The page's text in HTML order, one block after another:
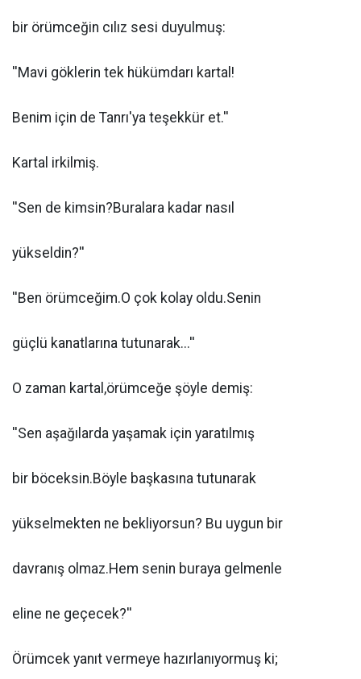
bir örümceğin cılız sesi duyulmuş:
''Mavi göklerin tek hükümdarı kartal!
Benim için de Tanrı'ya teşekkür et.''
Kartal irkilmiş.
''Sen de kimsin?Buralara kadar nasıl
yükseldin?''
''Ben örümceğim.O çok kolay oldu.Senin
güçlü kanatlarına tutunarak...''
O zaman kartal,örümceğe şöyle demiş:
''Sen aşağılarda yaşamak için yaratılmış
bir böceksin.Böyle başkasına tutunarak
yükselmekten ne bekliyorsun? Bu uygun bir
davranış olmaz.Hem senin buraya gelmenle
eline ne geçecek?''
Örümcek yanıt vermeye hazırlanıyormuş ki;